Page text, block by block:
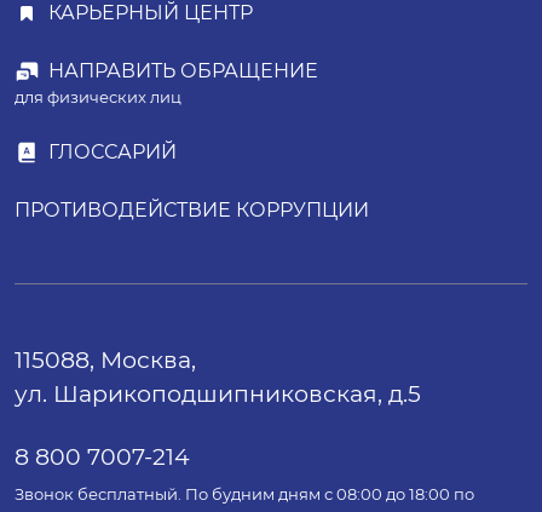
КАРЬЕРНЫЙ ЦЕНТР
НАПРАВИТЬ ОБРАЩЕНИЕ
для физических лиц
ГЛОССАРИЙ
ПРОТИВОДЕЙСТВИЕ КОРРУПЦИИ
115088, Москва,
ул. Шарикоподшипниковская, д.5
8 800 7007-214
Звонок бесплатный. По будним дням с 08:00 до 18:00 по